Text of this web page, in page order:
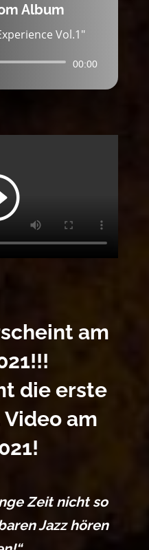
Album
Vol.1"
00:00
am
die erste
am
Zeit nicht so
Jazz hören